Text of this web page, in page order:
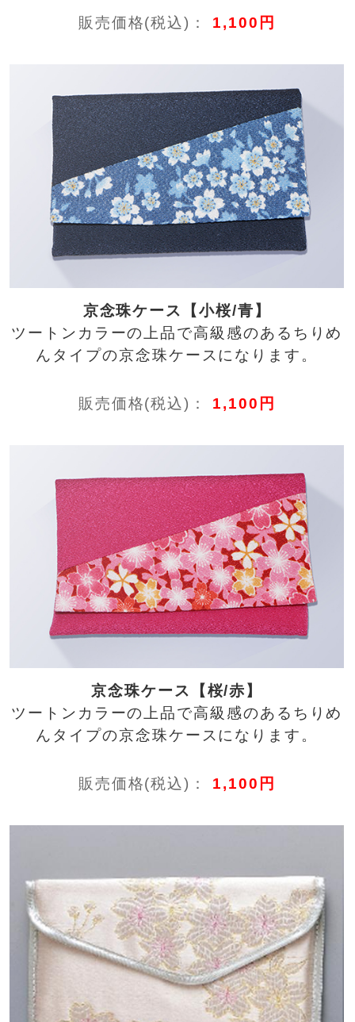
販売価格(税込)： 1,100円
京念珠ケース【小桜/青】
ツートンカラーの上品で高級感のあるちりめ
んタイプの京念珠ケースになります。
販売価格(税込)： 1,100円
京念珠ケース【桜/赤】
ツートンカラーの上品で高級感のあるちりめ
んタイプの京念珠ケースになります。
販売価格(税込)： 1,100円